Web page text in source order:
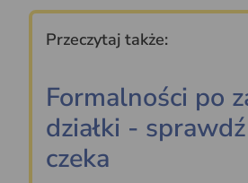
Przeczytaj także:
Formalności po
działki -
czeka